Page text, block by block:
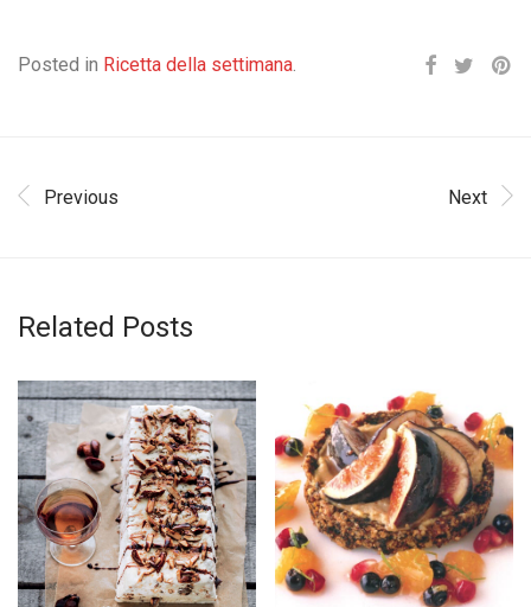
Posted in Ricetta della settimana
Previous Next
Related Posts